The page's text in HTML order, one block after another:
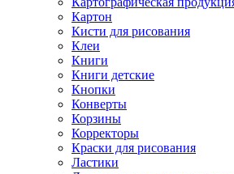
Картон
Кисти для рисования
Клеи
Книги
Книги детские
Кнопки
Конверты
Корзины
Корректоры
Краски для рисования
Ластики